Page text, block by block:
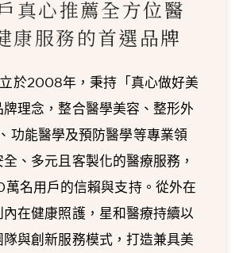
真心推薦全方位醫
康服務的首選品牌
於2008年，秉持「真心做好美
理念，整合醫學美容、整形外
功能醫學及預防醫學等專業領
、多元且客製化的醫療服務，
萬名用戶的信賴與支持。從外在
內在健康照護，星和醫療持續以
與創新服務模式，打造兼具美